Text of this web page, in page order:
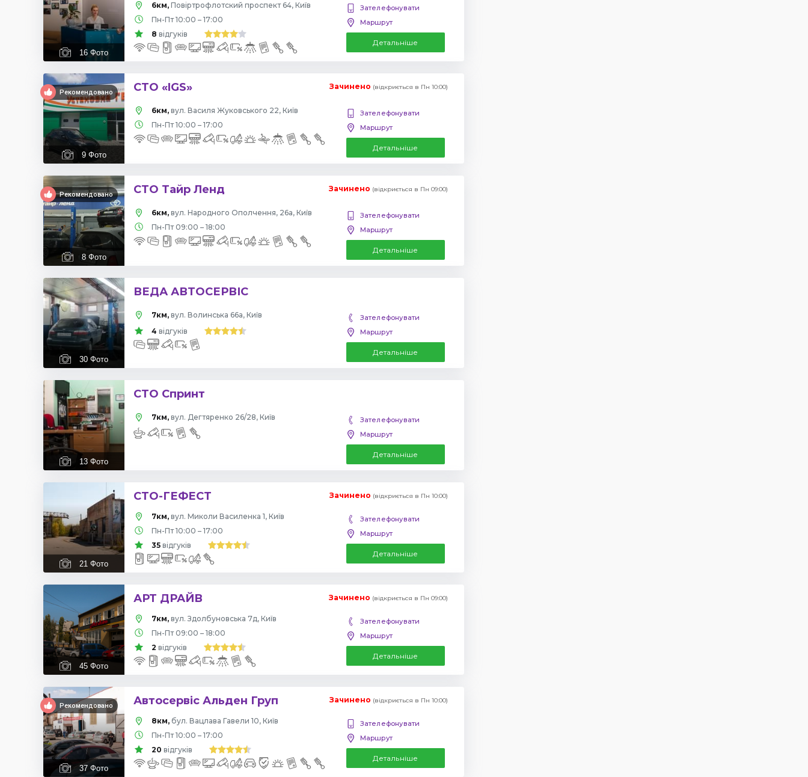
16 Фото
6км,
Повіртрофлотский проспект 64, Київ
Пн-Пт 10:00 – 17:00
8 відгуків
Зателефонувати
Маршрут
Детальніше
Рекомендовано
9 Фото
СТО «IGS» Зачинено (відкриється в Пн 10:00)
6км, вул. Василя Жуковського 22, Київ
Пн-Пт 10:00 – 17:00
Зателефонувати
Маршрут
Детальніше
Рекомендовано
8 Фото
СТО Тайр Ленд Зачинено (відкриється в Пн 09:00)
6км, вул. Народного Ополчення, 26а, Київ
Пн-Пт 09:00 – 18:00
Зателефонувати
Маршрут
Детальніше
30 Фото
ВЕДА АВТОСЕРВІС
7км, вул. Волинська 66а, Київ
4 відгуків
Зателефонувати
Маршрут
Детальніше
13 Фото
СТО Спринт
7км, вул. Дегтяренко 26/28, Київ
Зателефонувати
Маршрут
Детальніше
21 Фото
СТО-ГЕФЕСТ Зачинено (відкриється в Пн 10:00)
7км, вул. Миколи Василенка 1, Київ
Пн-Пт 10:00 – 17:00
35 відгуків
Зателефонувати
Маршрут
Детальніше
45 Фото
АРТ ДРАЙВ Зачинено (відкриється в Пн 09:00)
7км, вул. Здолбуновська 7д, Київ
Пн-Пт 09:00 – 18:00
2 відгуків
Зателефонувати
Маршрут
Детальніше
Рекомендовано
37 Фото
Автосервіс Альден Груп Зачинено (відкриється в Пн 10:00)
8км, бул. Вацлава Гавели 10, Київ
Пн-Пт 10:00 – 17:00
20 відгуків
Зателефонувати
Маршрут
Детальніше